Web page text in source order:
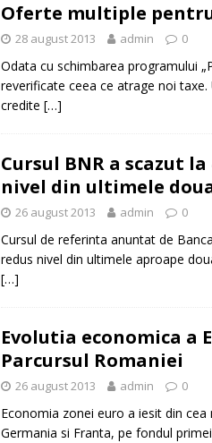
Oferte multiple
28 august 2013 admin 0
Odata cu schimbarea programului
reverificate ceea ce atrage noi
credite […]
Cursul BNR a scazut
nivel din ultimele
26 august 2013 admin 0
Cursul de referinta anuntat de
redus nivel din ultimele aproape
[…]
Evolutia economica a
Parcursul Romaniei
26 august 2013 admin 0
Economia zonei euro a iesit din
Germania si Franta, pe fondul